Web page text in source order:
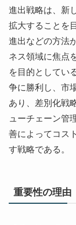
進出戦略は、新
拡大することを
進出などの方法
ネス領域に焦点
を目的としてい
争に勝利し、市
あり、差別化戦
ューチェーン管
善によってコス
す戦略である。
重要性の理由